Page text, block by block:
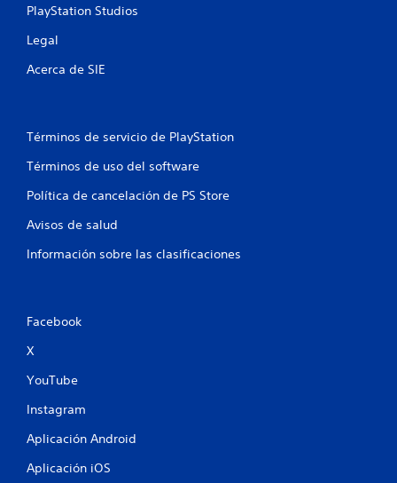
PlayStation Studios
Legal
Acerca de SIE
Términos de servicio de PlayStation
Términos de uso del software
Política de cancelación de PS Store
Avisos de salud
Información sobre las clasificaciones
Facebook
X
YouTube
Instagram
Aplicación Android
Aplicación iOS